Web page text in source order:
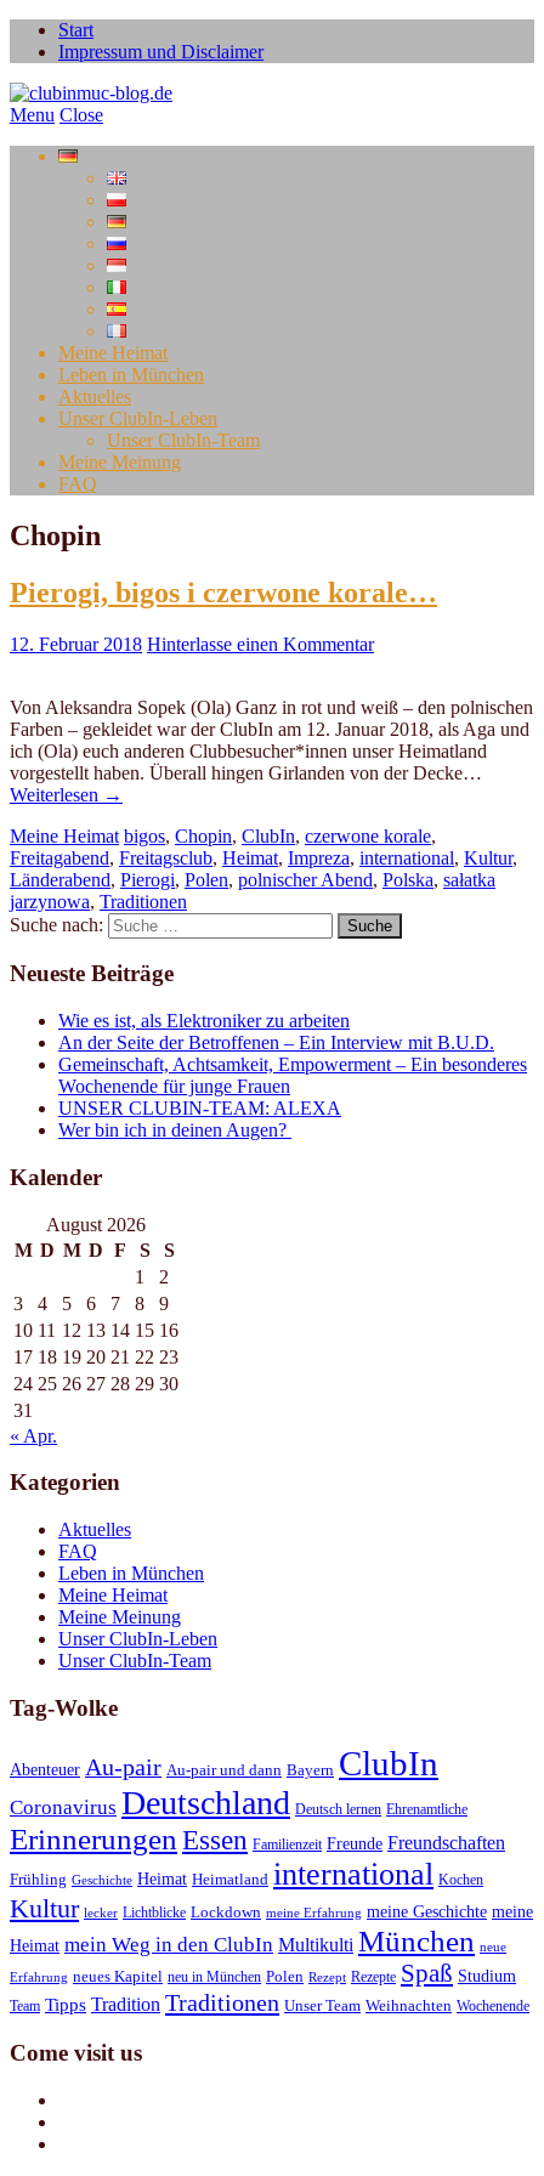
Start
Impressum und Disclaimer
Menu Close
Meine Heimat
Leben in München
Aktuelles
Unser ClubIn-Leben
Unser ClubIn-Team
Meine Meinung
FAQ
Chopin
Pierogi, bigos i czerwone korale…
12. Februar 2018 Hinterlasse einen Kommentar
Von Aleksandra Sopek (Ola) Ganz in rot und weiß – den polnischen
Farben – gekleidet war der ClubIn am 12. Januar 2018, als Aga und
ich (Ola) euch anderen Clubbesucher*innen unser Heimatland
vorgestellt haben. Überall hingen Girlanden von der Decke…
Weiterlesen →
Meine Heimat bigos, Chopin, ClubIn, czerwone korale,
Freitagabend, Freitagsclub, Heimat, Impreza, international, Kultur,
Länderabend, Pierogi, Polen, polnischer Abend, Polska, sałatka
jarzynowa, Traditionen
Suche nach:
Neueste Beiträge
Wie es ist, als Elektroniker zu arbeiten
An der Seite der Betroffenen – Ein Interview mit B.U.D.
Gemeinschaft, Achtsamkeit, Empowerment – Ein besonderes
Wochenende für junge Frauen
UNSER CLUBIN-TEAM: ALEXA
Wer bin ich in deinen Augen?
Kalender
August 2026
M D M D F S
S
1
2
3
4 5 6 7 8
9
10 11 12 13 14 15 16
17 18 19 20 21 22 23
24 25 26 27 28 29 30
31
« Apr.
Kategorien
Aktuelles
FAQ
Leben in München
Meine Heimat
Meine Meinung
Unser ClubIn-Leben
Unser ClubIn-Team
Tag-Wolke
Abenteuer Au-pair Au-pair und dann Bayern ClubIn
Coronavirus Deutschland Deutsch lernen Ehrenamtliche
ErinnerungenEssen Familienzeit Freunde Freundschaften
Frühling Geschichte Heimat Heimatland international Kochen
Kultur lecker Lichtblicke Lockdown meine Erfahrung meine Geschichte meine
Heimat mein Weg in den ClubIn Multikulti München neue
Erfahrung neues Kapitel neu in München Polen Rezept Rezepte Spaß Studium
Team Tipps Tradition Traditionen Unser Team Weihnachten Wochenende
Come visit us